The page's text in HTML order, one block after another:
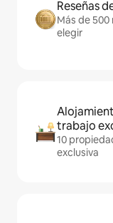
Reseñas
Más de
elegir
trabajo
10
exclusiva